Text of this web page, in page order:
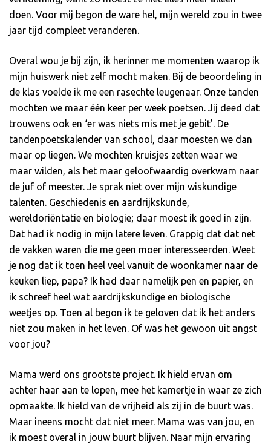
doen. Voor mij begon de ware hel, mijn wereld zou in twee
jaar tijd compleet veranderen.
Overal wou je bij zijn, ik herinner me momenten waarop ik
mijn huiswerk niet zelf mocht maken. Bij de beoordeling in
de klas voelde ik me een rasechte leugenaar. Onze tanden
mochten we maar één keer per week poetsen. Jij deed dat
trouwens ook en ‘er was niets mis met je gebit’. De
tandenpoetskalender van school, daar moesten we dan
maar op liegen. We mochten kruisjes zetten waar we
maar wilden, als het maar geloofwaardig overkwam naar
de juf of meester. Je sprak niet over mijn wiskundige
talenten. Geschiedenis en aardrijkskunde,
wereldoriëntatie en biologie; daar moest ik goed in zijn.
Dat had ik nodig in mijn latere leven. Grappig dat dat net
de vakken waren die me geen moer interesseerden. Weet
je nog dat ik toen heel veel vanuit de woonkamer naar de
keuken liep, papa? Ik had daar namelijk pen en papier, en
ik schreef heel wat aardrijkskundige en biologische
weetjes op. Toen al begon ik te geloven dat ik het anders
niet zou maken in het leven. Of was het gewoon uit angst
voor jou?
Mama werd ons grootste project. Ik hield ervan om
achter haar aan te lopen, mee het kamertje in waar ze zich
opmaakte. Ik hield van de vrijheid als zij in de buurt was.
Maar ineens mocht dat niet meer. Mama was van jou, en
ik moest overal in jouw buurt blijven. Naar mijn ervaring